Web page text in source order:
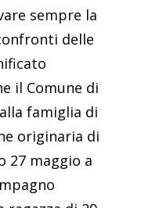
sempre la
delle
il Comune di
famiglia di
originaria di
27 maggio a